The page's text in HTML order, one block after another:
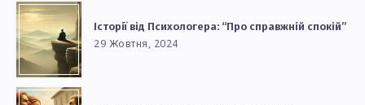
Історії від Психологера: “Про справжній спокій”
29 Жовтня, 2024